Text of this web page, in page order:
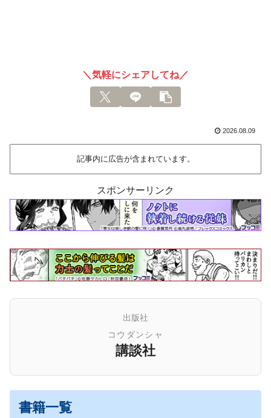
＼気軽にシェアしてね／
2026.08.09
記事内に広告が含まれています。
スポンサーリンク
出版社
コウダンシャ
講談社
書籍一覧